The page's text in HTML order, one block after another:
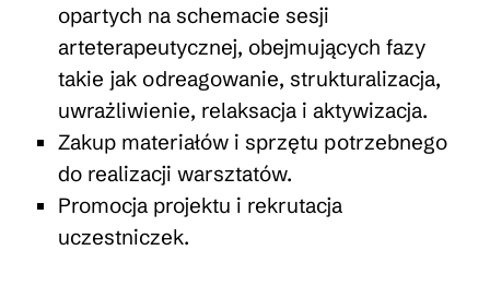
opartych na schemacie sesji
arteterapeutycznej, obejmujących fazy
takie jak odreagowanie, strukturalizacja,
uwrażliwienie, relaksacja i aktywizacja.
Zakup materiałów i sprzętu potrzebnego
do realizacji warsztatów.
Promocja projektu i rekrutacja
uczestniczek.